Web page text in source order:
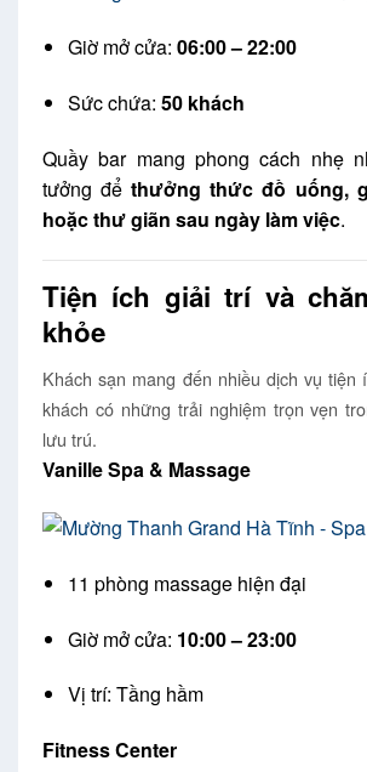
Giờ mở cửa: 06:00 – 22:00
Sức chứa: 50 khách
Quầy bar mang phong cách nhẹ
tưởng đểthưởng thức đồ uống,
hoặc thư giãn sau ngày làm việc.
Tiện ích giải trí và
khỏe
Khách sạn mang đến nhiều dịch vụ tiện
khách có những trải nghiệm trọn vẹn
lưu trú.
Vanille Spa & Massage
11 phòng massage hiện đại
Giờ mở cửa: 10:00 – 23:00
Vị trí: Tầng hầm
Fitness Center